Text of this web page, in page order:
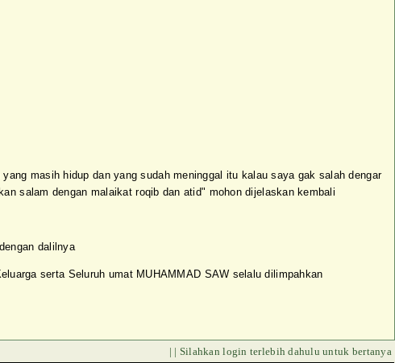
masih hidup dan yang sudah meninggal itu kalau saya gak salah dengar
salam dengan malaikat roqib dan atid" mohon dijelaskan kembali
dalilnya
serta Seluruh umat MUHAMMAD SAW selalu dilimpahkan
| | Silahkan login terlebih dahulu untuk bertanya